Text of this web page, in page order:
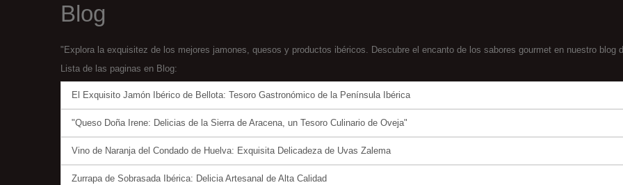
Blog
"Explora la exquisitez de los mejores jamones, quesos y productos ibéricos. Descubre el encanto de los sabores gourmet en nuestro blog
Lista de las paginas en Blog:
El Exquisito Jamón Ibérico de Bellota: Tesoro Gastronómico de la Península Ibérica
"Queso Doña Irene: Delicias de la Sierra de Aracena, un Tesoro Culinario de Oveja"
Vino de Naranja del Condado de Huelva: Exquisita Delicadeza de Uvas Zalema
Zurrapa de Sobrasada Ibérica: Delicia Artesanal de Alta Calidad